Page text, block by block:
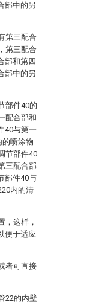
部中的另
第三配合
第三配合
部和第四
部中的另
部件40的
配合部和
40与第一
的喷涂物
节部件40
三配合部
部件40与
内的清
，这样，
便于适应
者可直接
22的内壁